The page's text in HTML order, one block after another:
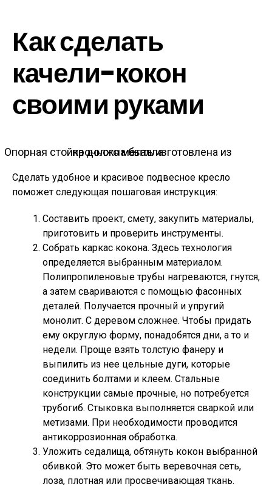
Как сделать
качели-кокон
своими руками
Опорная стойка должна быть изготовлена из прочного металла
Сделать удобное и красивое подвесное кресло
поможет следующая пошаговая инструкция:
Составить проект, смету, закупить материалы,
приготовить и проверить инструменты.
Собрать каркас кокона. Здесь технология
определяется выбранным материалом.
Полипропиленовые трубы нагреваются, гнутся,
а затем свариваются с помощью фасонных
деталей. Получается прочный и упругий
монолит. С деревом сложнее. Чтобы придать
ему округлую форму, понадобятся дни, а то и
недели. Проще взять толстую фанеру и
выпилить из нее цельные дуги, которые
соединить болтами и клеем. Стальные
конструкции самые прочные, но потребуется
трубогиб. Стыковка выполняется сваркой или
метизами. При необходимости проводится
антикоррозионная обработка.
Уложить седалища, обтянуть кокон выбранной
обивкой. Это может быть веревочная сеть,
лоза, плотная или просвечивающая ткань.